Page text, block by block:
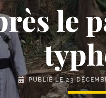
le
PUBLIÉ LE 23